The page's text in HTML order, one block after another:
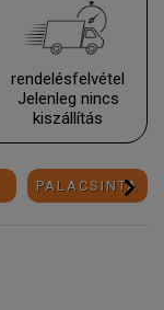
rendelésfelvétel
Jelenleg nincs
kiszállí­tás
PALACSINTA